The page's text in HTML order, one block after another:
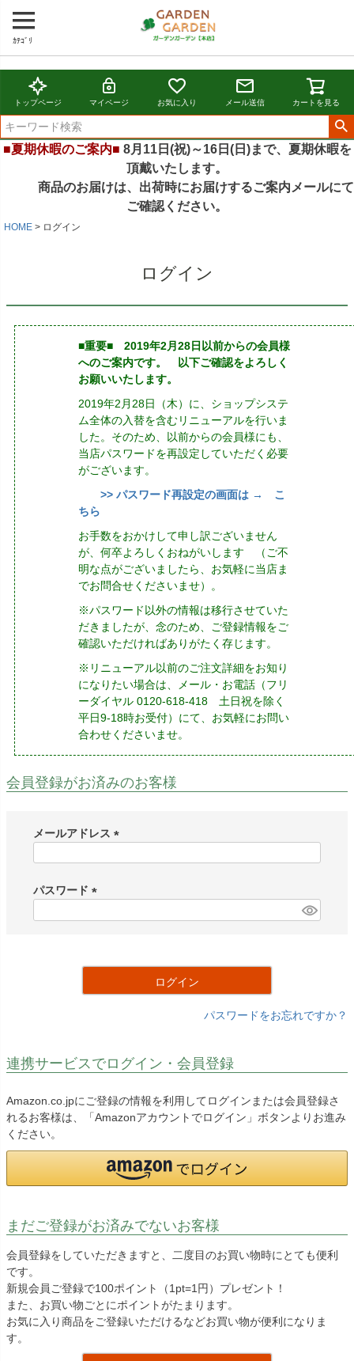
ｶﾃｺﾞﾘ
トップページ マイページ お気に入り メール送信 カートを見る
■夏期休暇のご案内■ 8月11日(祝)～16日(日)まで、夏期休暇を
頂戴いたします。
商品のお届けは、出荷時にお届けするご案内メールにて
ご確認ください。
HOME ログイン
ログイン
■重要■ 2019年2月28日以前からの会員様
へのご案内です。 以下ご確認をよろしく
お願いいたします。
2019年2月28日（木）に、ショップシステ
ム全体の入替を含むリニューアルを行いま
した。そのため、以前からの会員様にも、
当店パスワードを再設定していただく必要
がございます。
>> パスワード再設定の画面は → こ
ちら
お手数をおかけして申し訳ございません
が、何卒よろしくおねがいします （ご不
明な点がございましたら、お気軽に当店ま
でお問合せくださいませ）。
※パスワード以外の情報は移行させていた
だきましたが、念のため、ご登録情報をご
確認いただければありがたく存じます。
※リニューアル以前のご注文詳細をお知り
になりたい場合は、メール・お電話（フリ
ーダイヤル 0120-618-418 土日祝を除く
平日9-18時お受付）にて、お気軽にお問い
合わせくださいませ。
会員登録がお済みのお客様
メールアドレス
)
パスワード
ログイン
パスワードをお忘れですか？
連携サービスでログイン・会員登録
Amazon.co.jpにご登録の情報を利用してログインまたは会員登録さ
れるお客様は、「Amazonアカウントでログイン」ボタンよりお進み
ください。
まだご登録がお済みでないお客様
会員登録をしていただきますと、二度目のお買い物時にとても便利
です。
新規会員ご登録で100ポイント（1pt=1円）プレゼント！
また、お買い物ごとにポイントがたまります。
お気に入り商品をご登録いただけるなどお買い物が便利になりま
す。